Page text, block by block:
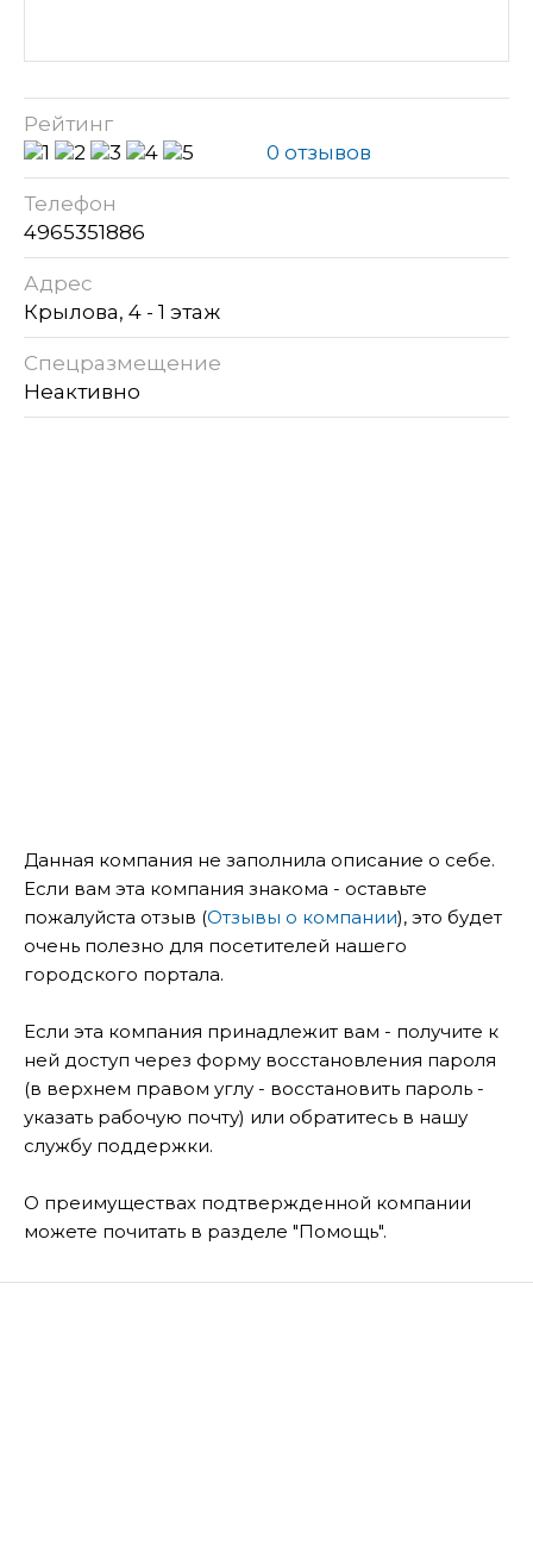
Рейтинг
0 отзывов
Телефон
4965351886
Адрес
Крылова, 4 - 1 этаж
Спецразмещение
Неактивно
Данная компания не заполнила описание о себе.
Если вам эта компания знакома - оставьте
пожалуйста отзыв (Отзывы о компании), это будет
очень полезно для посетителей нашего
городского портала.
Если эта компания принадлежит вам - получите к
ней доступ через форму восстановления пароля
(в верхнем правом углу - восстановить пароль -
указать рабочую почту) или обратитесь в нашу
службу поддержки.
О преимуществах подтвержденной компании
можете почитать в разделе "Помощь".